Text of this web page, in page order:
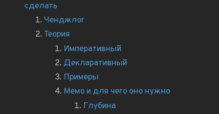
сделать
Ченджлог
Теория
Императивный
Декларативный
Примеры
Мемо и для чего оно нужно
Глубина